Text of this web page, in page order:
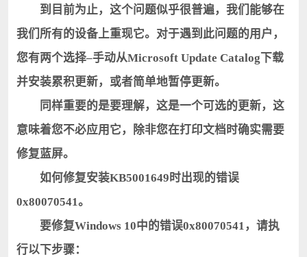
到目前为止，这个问题似乎很普遍，我们能够在
我们所有的设备上重现它。对于遇到此问题的用户，
您有两个选择–手动从Microsoft Update Catalog下载
并安装累积更新，或者简单地暂停更新。
同样重要的是要理解，这是一个可选的更新，这
意味着您不必应用它，除非您在打印文档时确实需要
修复蓝屏。
如何修复安装KB5001649时出现的错误
0x80070541。
要修复Windows 10中的错误0x80070541，请执
行以下步骤：